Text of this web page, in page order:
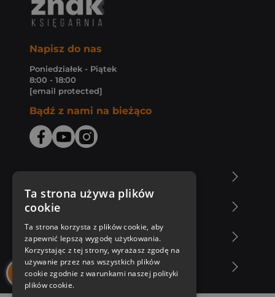
Napisz do nas
Poniedziałek - Piątek
8:00 - 18:00
[email protected]
Bądź z nami na bieżąco
Zakupy u nas
Nasza oferta
Nasi autorzy
Ta strona używa plików
cookie
Ta strona korzysta z plików cookie, aby
zapewnić lepszą wygodę użytkowania.
Korzystając z tej strony, wyrażasz zgodę na
używanie przez nas wszystkich plików
cookie zgodnie z warunkami naszej polityki
plików cookie.